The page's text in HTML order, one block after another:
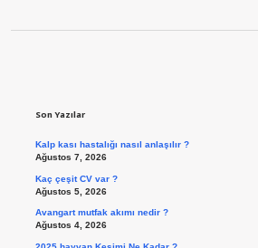
Son Yazılar
Kalp kası hastalığı nasıl anlaşılır ?
Ağustos 7, 2026
Kaç çeşit CV var ?
Ağustos 5, 2026
Avangart mutfak akımı nedir ?
Ağustos 4, 2026